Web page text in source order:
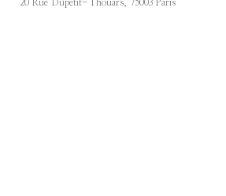
20 Rue Dupetit-Thouars, 75003 Paris